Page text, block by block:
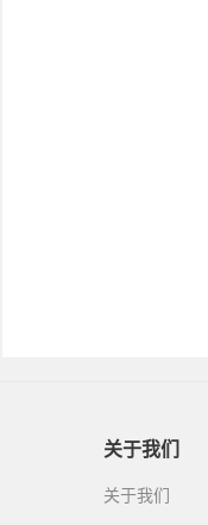
关于我们
关于我们